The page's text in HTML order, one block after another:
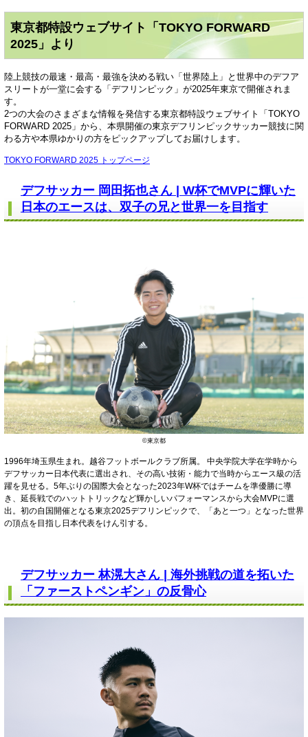
東京都特設ウェブサイト「TOKYO FORWARD
2025」より
陸上競技の最速・最高・最強を決める戦い「世界陸上」と世界中のデフア
スリートが一堂に会する「デフリンピック」が2025年東京で開催されま
す。
2つの大会のさまざまな情報を発信する東京都特設ウェブサイト「TOKYO
FORWARD 2025」から、本県開催の東京デフリンピックサッカー競技に関
わる方や本県ゆかりの方をピックアップしてお届けします。
TOKYO FORWARD 2025 トップページ
デフサッカー 岡田拓也さん | W杯でMVPに輝いた
日本のエースは、双子の兄と世界一を目指す
©東京都
1996年埼玉県生まれ。越谷フットボールクラブ所属。 中央学院大学在学時から
デフサッカー日本代表に選出され、その高い技術・能力で当時からエース級の活
躍を見せる。5年ぶりの国際大会となった2023年W杯ではチームを準優勝に導
き、延長戦でのハットトリックなど輝かしいパフォーマンスから大会MVPに選
出。初の自国開催となる東京2025デフリンピックで、「あと一つ」となった世界
の頂点を目指し日本代表をけん引する。
デフサッカー 林滉大さん | 海外挑戦の道を拓いた
「ファーストペンギン」の反骨心